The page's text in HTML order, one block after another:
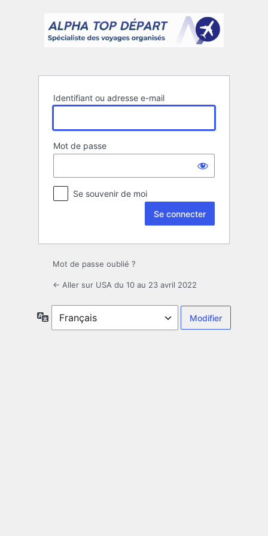
connecter
Identifiant ou adresse e-mail
Mot de passe
Se souvenir de moi
Mot de passe oublié ?
← Aller sur USA du 10 au 23 avril 2022
Langue